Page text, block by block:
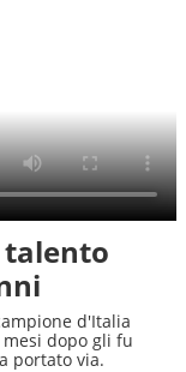
talento
d'Italia
dopo gli fu
portato via.